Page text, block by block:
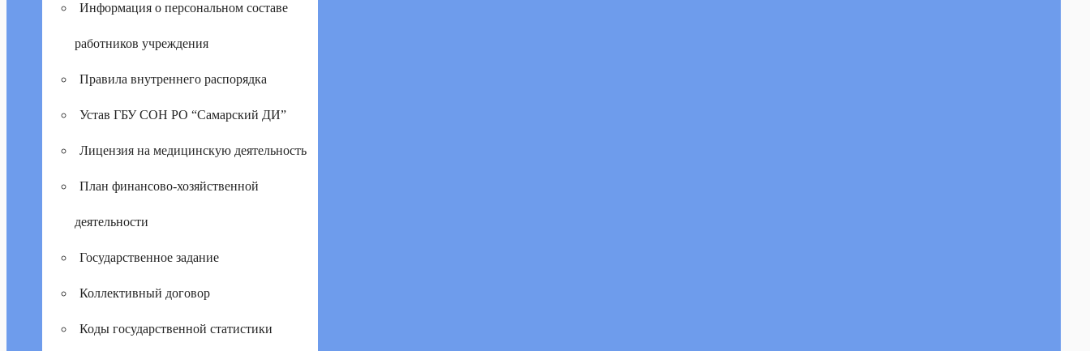
Информация о персональном составе
работников учреждения
Правила внутреннего распорядка
Устав ГБУ СОН РО “Самарский ДИ”
Лицензия на медицинскую деятельность
План финансово-хозяйственной
деятельности
Государственное задание
Коллективный договор
Коды государственной статистики